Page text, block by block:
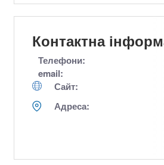
Контактна
Телефони:
email:
Сайт:
Адреса: